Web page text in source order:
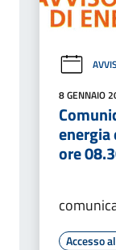
8 GENNAIO
ore
Accesso